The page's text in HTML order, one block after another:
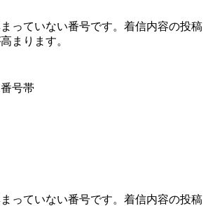
っていない番号です。着信内容の投稿
まります。
号帯
っていない番号です。着信内容の投稿